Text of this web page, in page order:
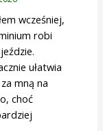
wcześniej,
robi
ułatwia
mną na
choć